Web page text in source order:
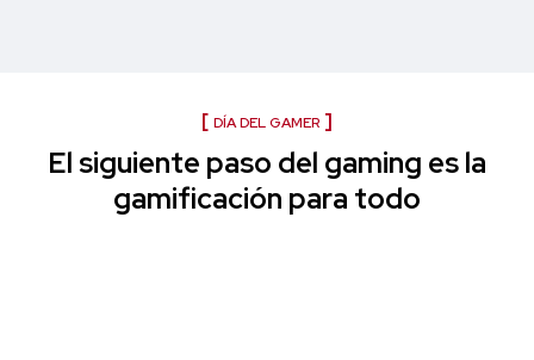
DÍA DEL GAMER
El siguiente paso del gaming es la
gamificación para todo